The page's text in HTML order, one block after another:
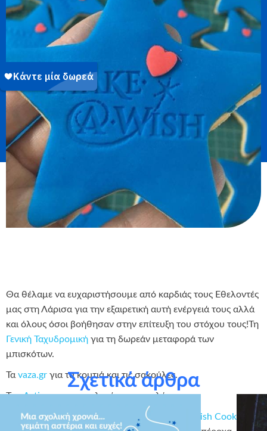
Θα θέλαμε να ευχαριστήσουμε από καρδιάς τους Εθελοντές
μας στη Λάρισα για την εξαιρετική αυτή ενέργειά τους αλλά
και όλους όσοι βοήθησαν στην επίτευξη του στόχου τους!Τη
Γενική Ταχυδρομική για τη δωρεάν μεταφορά των
μπισκότων.
Τα vaza.gr για τα κουτιά και τις σακούλες.
ΤηνAstirγια τα σοκολατένια αυγουλάκια.
Και φυσικά τους Ζαχαροτέχνες του
Make-a-Wish Cookie,
Σχετικά άρθρα